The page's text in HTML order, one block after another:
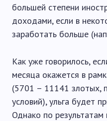
большей степени
доходами, если в
заработать больше
Как уже говорилось,
месяца окажется в
(5701 – 11141 злотых,
условий), ульга будет
Однако по результатам